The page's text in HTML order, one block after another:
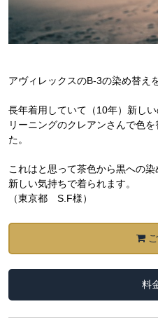
アヴィレックスのB-3の染め替え
長年着用していて（10年）新し
リーニングのクレアンさんで色
た。
これはと思って茶色から黒への染
新しい気持ちで着られます。
（東京都 S.F様）
料